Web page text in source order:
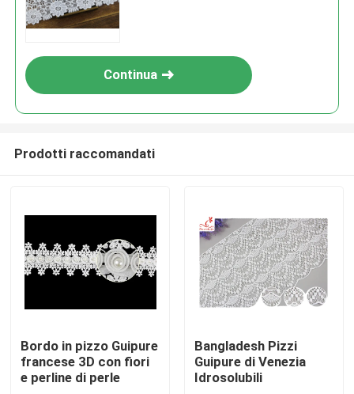
Continua
Prodotti raccomandati
Bordo in pizzo Guipure
francese 3D con fiori
e perline di perle
Bangladesh Pizzi
Guipure di Venezia
Idrosolubili